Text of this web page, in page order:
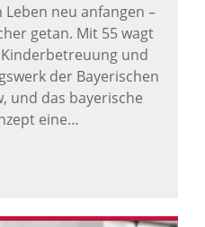
neu anfangen –
getan. Mit 55 wagt
und
der Bayerischen
und das bayerische
eine…